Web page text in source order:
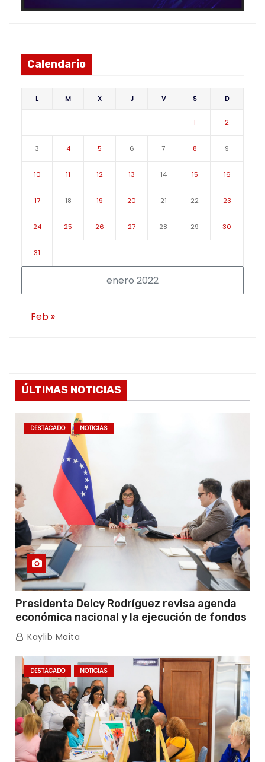
Calendario
enero 2022
L M X J V S D
1 2
3 4 5 6 7 8 9
10 11 12 13 14 15 16
17 18 19 20 21 22 23
24 25 26 27 28 29 30
31
Feb »
ÚLTIMAS NOTICIAS
DESTACADO NOTICIAS
Presidenta Delcy Rodríguez revisa agenda
económica nacional y la ejecución de fondos
de emergencia post-sismos
Kaylib Maita
DESTACADO NOTICIAS